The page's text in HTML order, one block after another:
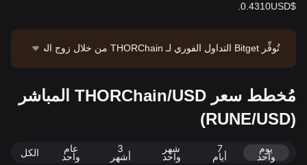
$0.4310USD.
تُوفِّر Bitget التداول الفوري لـ THORChain من خلال زوج الت
السوقية لـ THORChain حوالي $145,746,009.08، وإمداد
t. تاريخ آخر تحديث: 2026-08-09 01:52:05
مُخطط سعر THORChain/USD المباشر
(RUNE/USD)
يوم
واحد
7
أيام
شهر
واحد
3
أشهر
عام
واحد الكل